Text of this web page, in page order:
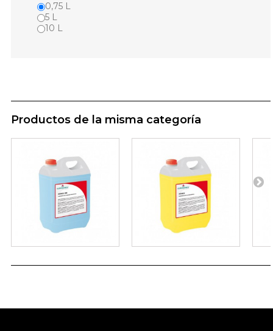
0,75 L
5 L
10 L
Productos de la misma categoría